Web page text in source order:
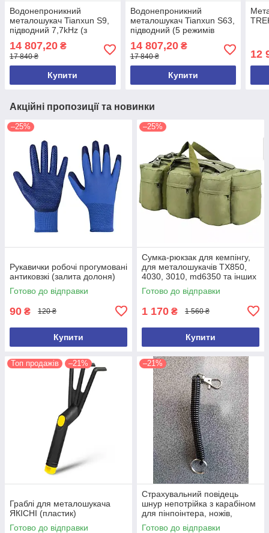
Водонепроникний
металошукач Tianxun S9,
підводний 7,7kHz (з
акумулятором)
14 807,20 ₴
17 840 ₴
Купити
Водонепроникний
металошукач Tianxun S63,
підводний (5 режимів
15kHz, 20kHz, 40kHz)
14 807,20₴
17 840 ₴
Купити
12
Акційні пропозиції та новинки
–25%
Рукавички робочі прогумовані
антиковзкі (залита долоня)
Готово до відправки
90 ₴ 120 ₴
Купити
–25%
Сумка-рюкзак для кемпінгу,
для металошукачів TX850,
4030, 3010, md6350 та інших
(ємність 100 л)
Готово до відправки
1 170 ₴ 1 560 ₴
Купити
Топ продажів –21%
Граблі для металошукача
ЯКІСНІ (пластик)
Готово до відправки
–21%
Страхувальний повідець
шнур непотрійка з карабіном
для пінпоінтера, ножів,
ліхтарів, рацій, ключів
Готово до відправки